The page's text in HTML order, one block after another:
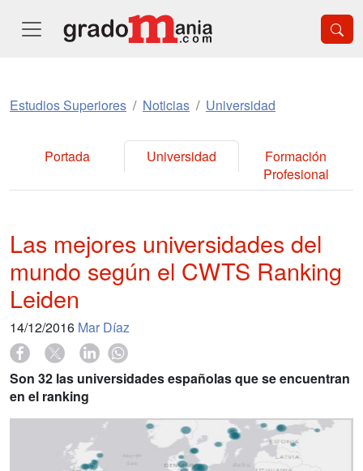
Estudios Superiores Noticias Universidad
Portada Universidad
Formación
Profesional
Las mejores universidades del
mundo según el CWTS Ranking
Leiden
14/12/2016 Mar Díaz
Son 32 las universidades españolas que se encuentran
en el ranking